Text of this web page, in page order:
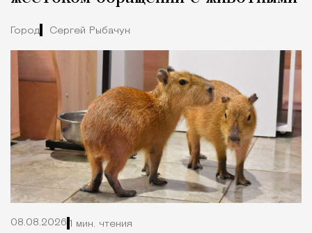
Город Сергей Рыбачук
08.08.2026 1 мин. чтения